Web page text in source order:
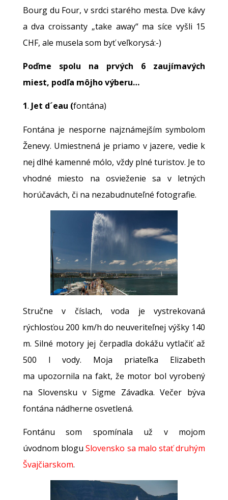
Bourg du Four, v srdci starého mesta. Dve kávy
a dva croissanty „take away“ ma síce vyšli 15
CHF, ale musela som byť veľkorysá:-)
Poďme spolu na prvých 6 zaujímavých
miest, podľa môjho výberu…
1. Jet d´eau (fontána)
Fontána je nesporne najznámejším symbolom
Ženevy. Umiestnená je priamo v jazere, vedie k
nej dlhé kamenné mólo, vždy plné turistov. Je to
vhodné miesto na osvieženie sa v letných
horúčavách, či na nezabudnuteľné fotografie.
Stručne v číslach, voda je vystrekovaná
rýchlosťou 200 km/h do neuveriteľnej výšky 140
m. Silné motory jej čerpadla dokážu vytlačiť až
500 l vody. Moja priateľka Elizabeth
ma upozornila na fakt, že motor bol vyrobený
na Slovensku v Sigme Závadka. Večer býva
fontána nádherne osvetlená.
Fontánu som spomínala už v mojom
úvodnom bloguSlovensko sa malo stať druhým
Švajčiarskom.